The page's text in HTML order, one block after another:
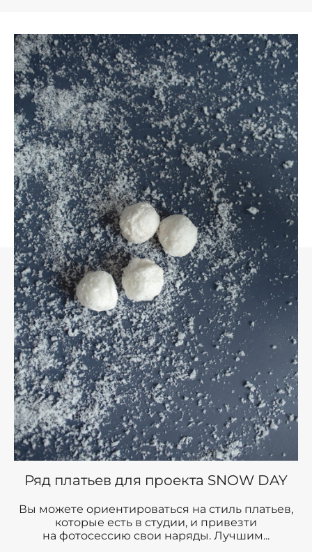
Ряд платьев для проекта SNOW DAY
Вы можете ориентироваться на стиль платьев,
которые есть в студии, и привезти
на фотосессию свои наряды. Лучшим...